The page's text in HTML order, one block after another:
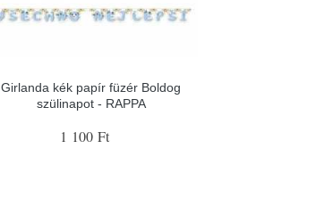
Girlanda kék papír füzér Boldog
szülinapot - RAPPA
1 100 Ft